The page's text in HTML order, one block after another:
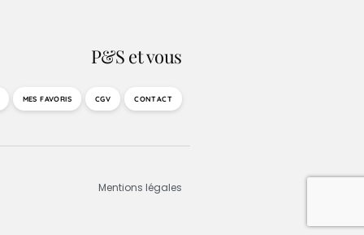
P&S et vous
MES FAVORIS CGV CONTACT
Mentions légales